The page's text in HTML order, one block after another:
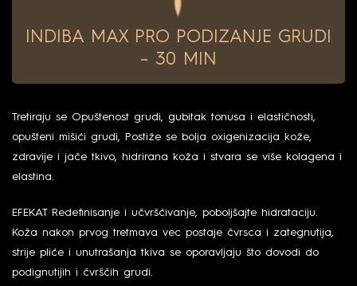
INDIBA MAX PRO PODIZANJE GRUDI
– 30 MIN
Tretiraju se Opuštenost grudi, gubitak tonusa i elastičnosti,
opušteni mišići grudi, Postiže se bolja oxigenizacija kože,
zdravije i jače tkivo, hidrirana koža i stvara se više kolagena i
elastina.
EFEKAT Redefinisanje i učvršćivanje, poboljšajte hidrataciju.
Koža nakon prvog tretmava vec postaje čvrsca i zategnutija,
strije pliće i unutrašanja tkiva se oporavljaju što dovodi do
podignutijih i čvrščih grudi.